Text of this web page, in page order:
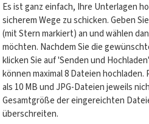
Es ist ganz einfach, Ihre Unterlagen
sicherem Wege zu schicken. Geben
(mit Stern markiert) an und wählen
möchten. Nachdem Sie die
klicken Sie auf 'Senden und
können maximal 8 Dateien
als 10 MB und JPG-Dateien jeweils
Gesamtgröße der eingereichten
überschreiten.